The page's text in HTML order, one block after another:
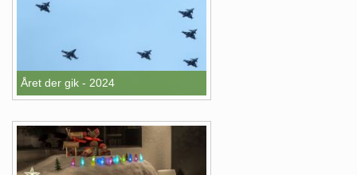
Året der gik - 2024